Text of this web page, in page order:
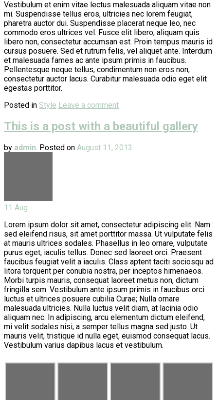
Vestibulum et enim vitae lectus malesuada aliquam vitae non
mi. Suspendisse tellus eros, ultricies nec lorem feugiat,
pharetra auctor dui. Suspendisse placerat neque leo, nec
commodo eros ultrices vel. Fusce elit libero, aliquam quis
libero non, consectetur accumsan est. Proin tempus mauris id
cursus posuere. Sed et rutrum felis, vel aliquet ante. Interdum
et malesuada fames ac ante ipsum primis in faucibus.
Pellentesque neque tellus, condimentum non eros non,
consectetur auctor lacus. Curabitur malesuada odio eget elit
egestas porttitor.
Posted in Style Leave a comment
This is a post with a beautiful gallery
by admin. Posted on August 11, 2013
11 Aug
Lorem ipsum dolor sit amet, consectetur adipiscing elit. Nam
sed eleifend risus, sit amet porttitor massa. Ut vulputate felis
at mauris ultrices sodales. Phasellus in leo ornare, vulputate
purus eget, iaculis tellus. Donec sed laoreet orci. Praesent
faucibus feugiat velit a iaculis. Class aptent taciti sociosqu ad
litora torquent per conubia nostra, per inceptos himenaeos.
Morbi turpis mauris, consequat laoreet metus non, dictum
fringilla sem. Vestibulum ante ipsum primis in faucibus orci
luctus et ultrices posuere cubilia Curae; Nulla ornare
malesuada ultricies. Nulla luctus velit diam, at lacinia odio
aliquam nec. In adipiscing, arcu elementum dictum eleifend,
mi velit sodales nisi, a semper tellus magna sed justo. Ut
mauris velit, tristique id nulla eget, euismod consequat lacus.
Vestibulum varius dapibus lacus et vestibulum.